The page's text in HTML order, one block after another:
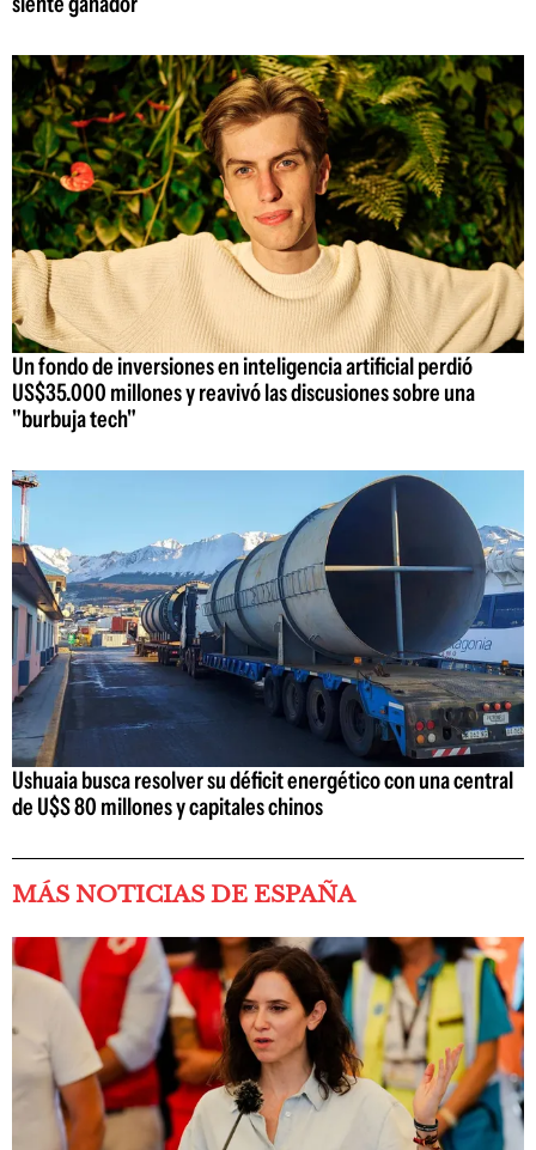
Un fondo de inversiones en inteligencia artificial perdió
US$35.000 millones y reavivó las discusiones sobre una
"burbuja tech"
Ushuaia busca resolver su déficit energético con una central
de U$S 80 millones y capitales chinos
MÁS NOTICIAS DE ESPAÑA